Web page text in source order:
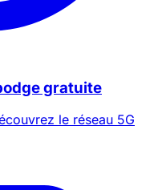
gratuite
le réseau 5G